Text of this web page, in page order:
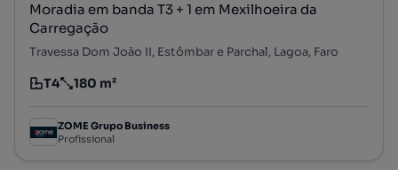
Moradia em banda T3 + 1 em Mexilhoeira da
Carregação
Travessa Dom João II, Estômbar e Parchal, Lagoa, Faro
Tipologia
T4
Preço por metro quadrado
180 m²
ZOME Grupo Business
Profissional